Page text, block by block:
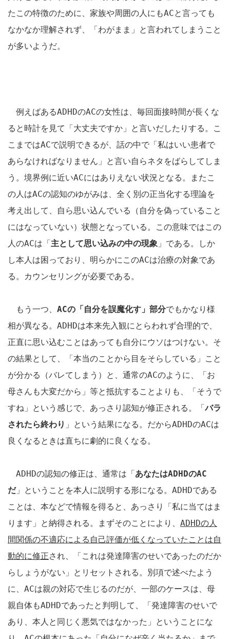
たこの特徴のために、家族や周囲の人にもACと言っても
なかなか理解されず、「わがまま」と言われてしまうこと
が多いようだ。
例えばあるADHDのACの女性は、毎回面接時間が長くな
ると時計を見て「大丈夫ですか」と言いだしたりする。こ
こまではACで説明できるが、話の中で「私はいい患者で
あらなければなりません」と言い自らネタをばらしてしま
う。境界例に近いACにはありえない状況となる。またこ
の人はACの認知のゆがみは、全く別の正当化する理論を
考え出して、自ら思い込んでいる（自分を偽っていること
にはなっていない）状態となっている。この意味ではこの
人のACは「主として思い込みの中の現象 」である。しか
し本人は困っており、明らかにこのACは治療の対象であ
る。カウンセリングが必要である。
もう一つ、 ACの「自分を誤魔化す」部分でもかなり様
相が異なる。 ADHDは本来先入観にとらわれず合理的で、
正直に思い込むことはあっても自分にウソはつけない。そ
の結果として、「本当のことから目をそらしている」こと
が分かる（バレてしまう）と、通常のACのように、「お
母さんも大変だから」等と抵抗することよりも、「そうで
すね」という感じで、あっさり認知が修正される。「バラ
されたら終わり 」という結果になる。だからADHDのACは
良くなるときは直ちに劇的に良くなる。
ADHDの認知の修正は、通常は「あなたはADHDのAC
だ」ということを本人に説明する形になる。 ADHDである
ことは、本などで情報を得ると、あっさり「私に当てはま
ります」と納得される。まずそのことにより、 ADHDの人
間関係の不適応による自己評価が低くなっていたことは自
動的に修正され、「これは発達障害のせいであったのだか
らしょうがない」とリセットされる。別項で述べたよう
に、 ACは親の対応で生じるのだが、一部のケースは、母
親自体もADHDであったと判明して、「発達障害のせいで
あり、本人と同じく悪気ではなかった」ということにな